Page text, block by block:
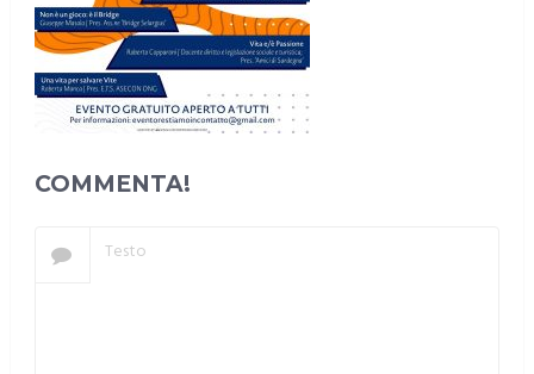
COMMENTA!